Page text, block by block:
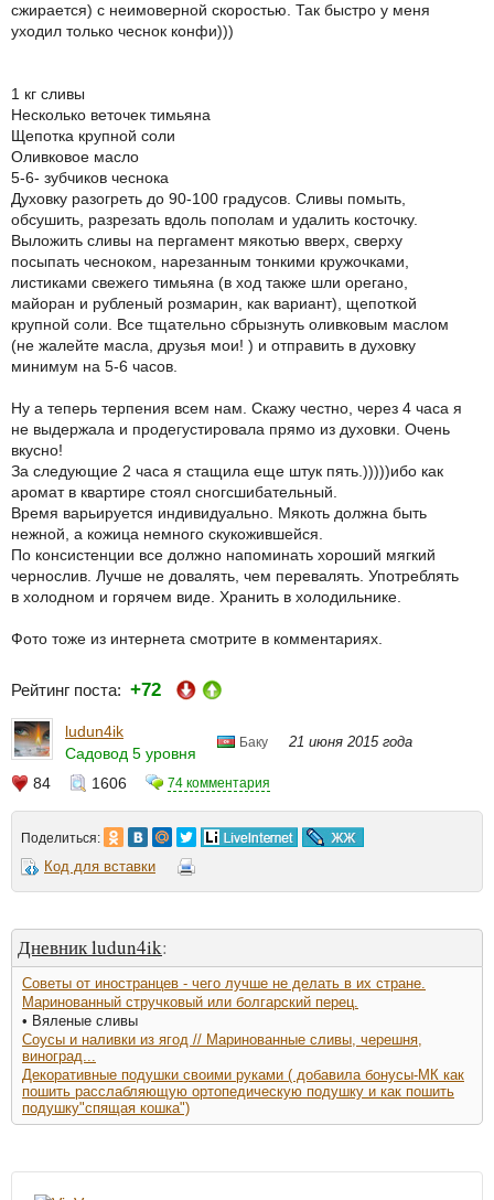
сжирается) с неимоверной скоростью. Так быстро у меня
уходил только чеснок конфи)))
1 кг сливы
Несколько веточек тимьяна
Щепотка крупной соли
Оливковое масло
5-6- зубчиков чеснока
Духовку разогреть до 90-100 градусов. Сливы помыть,
обсушить, разрезать вдоль пополам и удалить косточку.
Выложить сливы на пергамент мякотью вверх, сверху
посыпать чесноком, нарезанным тонкими кружочками,
листиками свежего тимьяна (в ход также шли орегано,
майоран и рубленый розмарин, как вариант), щепоткой
крупной соли. Все тщательно сбрызнуть оливковым маслом
(не жалейте масла, друзья мои! ) и отправить в духовку
минимум на 5-6 часов.
Ну а теперь терпения всем нам. Скажу честно, через 4 часа я
не выдержала и продегустировала прямо из духовки. Очень
вкусно!
За следующие 2 часа я стащила еще штук пять.)))))ибо как
аромат в квартире стоял сногсшибательный.
Время варьируется индивидуально. Мякоть должна быть
нежной, а кожица немного скукожившейся.
По консистенции все должно напоминать хороший мягкий
чернослив. Лучше не довалять, чем перевалять. Употреблять
в холодном и горячем виде. Хранить в холодильнике.
Фото тоже из интернета смотрите в комментариях.
Рейтинг поста: +72
ludun4ik
Садовод 5 уровня
Баку 21 июня 2015 года
84 1606 74 комментария
Поделиться:
Код для вставки
Дневник ludun4ik:
Советы от иностранцев - чего лучше не делать в их стране.
Маринованный стручковый или болгарский перец.
• Вяленые сливы
Соусы и наливки из ягод // Маринованные сливы, черешня,
виноград...
Декоративные подушки своими руками ( добавила бонусы-МК как
пошить расслабляющую ортопедическую подушку и как пошить
подушку"спящая кошка")